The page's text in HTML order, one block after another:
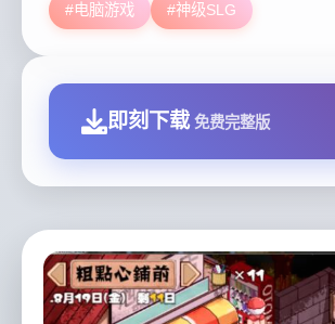
#电脑游戏 #神级SLG
即刻下载 免费完整版